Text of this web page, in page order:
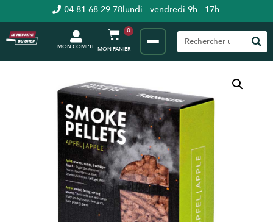
04 81 68 29 78lundi - vendredi 9h - 17h
MON COMPTE
0